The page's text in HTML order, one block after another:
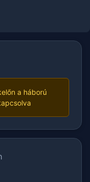
a háború